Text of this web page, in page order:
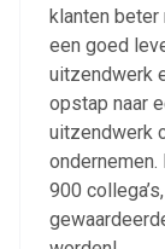
klanten beter
een goed
uitzendwerk
opstap naar
uitzendwerk
ondernemen.
900